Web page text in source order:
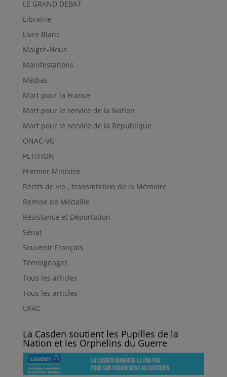
LE GRAND DEBAT
Librairie
Livre Blanc
Malgré-Nous
Manifestations
Médias
Mort pour la France
Mort pour le service de la Nation
Mort pour le service de la République
ONAC-VG
PETITION
Premier Ministre
Récits de vie , transmission de la Mémoire
Remise de Médaille
Résistance et Déportation
Sénat
Souvenir Français
Témoignages
Tous les articles
Tous les articles
UFAC
La Casden soutient les Pupilles de la
Nation et les Orphelins du Guerre